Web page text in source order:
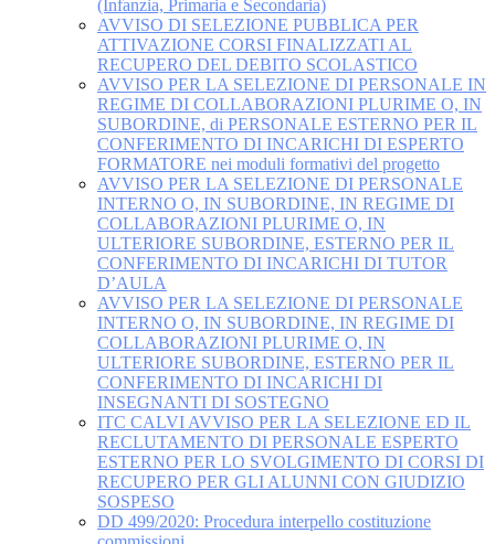
(Infanzia, Primaria e Secondaria)
AVVISO DI SELEZIONE PUBBLICA PER
ATTIVAZIONE CORSI FINALIZZATI AL
RECUPERO DEL DEBITO SCOLASTICO
AVVISO PER LA SELEZIONE DI PERSONALE IN
REGIME DI COLLABORAZIONI PLURIME O, IN
SUBORDINE, di PERSONALE ESTERNO PER IL
CONFERIMENTO DI INCARICHI DI ESPERTO
FORMATORE nei moduli formativi del progetto
AVVISO PER LA SELEZIONE DI PERSONALE
INTERNO O, IN SUBORDINE, IN REGIME DI
COLLABORAZIONI PLURIME O, IN
ULTERIORE SUBORDINE, ESTERNO PER IL
CONFERIMENTO DI INCARICHI DI TUTOR
D’AULA
AVVISO PER LA SELEZIONE DI PERSONALE
INTERNO O, IN SUBORDINE, IN REGIME DI
COLLABORAZIONI PLURIME O, IN
ULTERIORE SUBORDINE, ESTERNO PER IL
CONFERIMENTO DI INCARICHI DI
INSEGNANTI DI SOSTEGNO
ITC CALVI AVVISO PER LA SELEZIONE ED IL
RECLUTAMENTO DI PERSONALE ESPERTO
ESTERNO PER LO SVOLGIMENTO DI CORSI DI
RECUPERO PER GLI ALUNNI CON GIUDIZIO
SOSPESO
DD 499/2020: Procedura interpello costituzione